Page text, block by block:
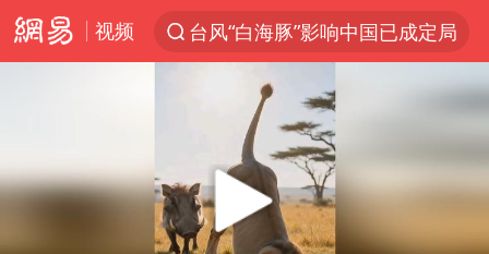
视频
台风“白海豚”影响中国已成定局
印度暴发金迪普拉病毒
郑国霖回应去景区上班被保安拦下
24小时不关空调 电费反而更低？